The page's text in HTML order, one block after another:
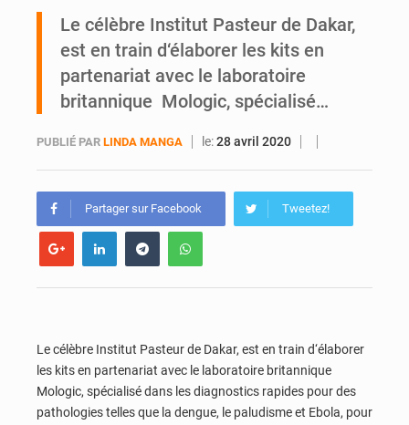
An 66 de l’Indépendance : l’intégralité du message à la Nation du président Alassane Ouattara
Le célèbre Institut Pasteur de Dakar,
est en train d‘élaborer les kits en
partenariat avec le laboratoire
britannique Mologic, spécialisé…
PUBLIÉ PAR LINDA MANGA le:28 avril 2020
Partager sur Facebook Tweetez!
Le célèbre Institut Pasteur de Dakar, est en train d‘élaborer
les kits en partenariat avec le laboratoire britannique
Mologic, spécialisé dans les diagnostics rapides pour des
pathologies telles que la dengue, le paludisme et Ebola, pour